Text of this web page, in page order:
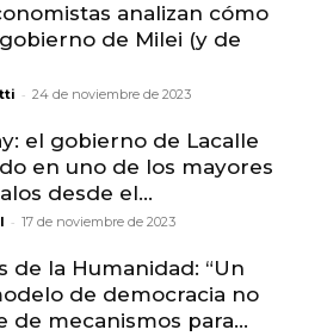
analizan cómo
de Milei (y de
- 24 de noviembre de 2023
el gobierno de Lacalle
en uno de los mayores
desde el...
- 17 de noviembre de 2023
de la Humanidad: “Un
de democracia no
de mecanismos para...